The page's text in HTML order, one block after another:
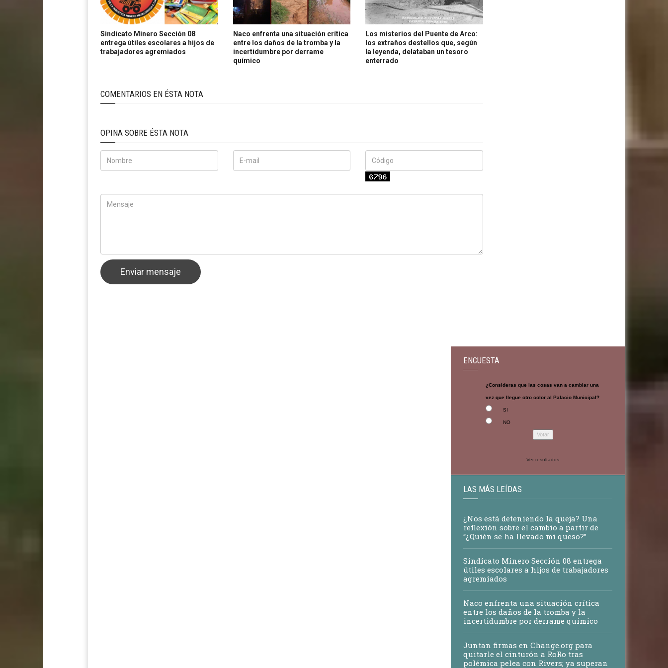
Sindicato Minero Sección 08
entrega útiles escolares a hijos de
trabajadores agremiados
Naco enfrenta una situación crítica
entre los daños de la tromba y la
incertidumbre por derrame
químico
Los misterios del Puente de Arco:
los extraños destellos que, según
la leyenda, delataban un tesoro
enterrado
COMENTARIOS EN ÉSTA NOTA
OPINA SOBRE ÉSTA NOTA
ENCUESTA
¿Consideras que las cosas van a cambiar una
vez que llegue otro color al Palacio Municipal?
SI
NO
Ver resultados
LAS MÁS LEÍDAS
¿Nos está deteniendo la queja? Una
reflexión sobre el cambio a partir de
“¿Quién se ha llevado mi queso?”
Sindicato Minero Sección 08 entrega
útiles escolares a hijos de trabajadores
agremiados
Naco enfrenta una situación crítica
entre los daños de la tromba y la
incertidumbre por derrame químico
Juntan firmas en Change.org para
quitarle el cinturón a RoRo tras
polémica pelea con Rivers; ya superan